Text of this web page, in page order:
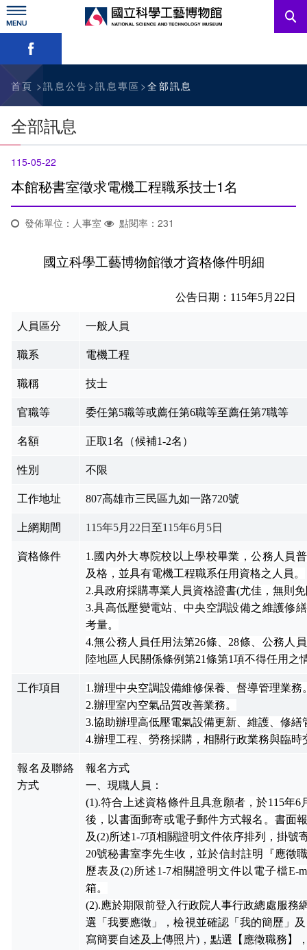
跳
到
主
要
訊息公告
參觀資訊
教育資源
網站服務
關於我們
略過字型切換，社群分享工具列
首頁 訊息公告 訊息專區 全部訊息
全部訊息
115-05-22
本館秘書室徵求電機工程職系技士1名
發佈單位：人事室 點閱率：231
國立科學工藝博物館徵才資格條件明細
公告日期： 115年5月 22 日
人員區分 一般人員
職系 電機工程
職稱 技士
官職等 委任第5職等或薦任第6職等至薦任第7職等
名額 正取1名（候補1-2名）
性別 不限
工作地址 807高雄市三民區九如一路720號
上網期間 115年5月22日至115年6月5日
資格條件 1.國內外大專院校 以上學校畢業，公務人員
及格，並具有電機工程職系任用資格之人員。
2.具政府採購專業人員資格證書(尤佳，無則
3.具高低壓變電站、中央空調設備之維護修
考量。
4.無公務人員任用法第26條、 28條、公務人
陸地區人民關係條例第21條第1項不得任用之
工作項目
1.辦理中央空調設備維修保養、督導管理業務
2.辦理室內空氣品質改善業務。
3.協助辦理高低壓電氣設備更新、維護、修繕
4.辦理工程、勞務採購，相關行政業務與臨時
報名及聯絡
方式
報名方式
一、現職人員：
(1).符合上述資格條件且具意願者，於115年6
後，以書面郵寄或電子郵件方式報名。書面
及(2)所述1-7項相關證明文件依序排列，掛號
20號秘書室李先生收，並於信封註明『應徵
歷表及 (2)所述1-7相關證明文件以電子檔E-
箱。
(2).應於期限前登入行政院人事行政總處服務
選「我要應徵」，檢視並確認「我的簡歷」
寫簡要自述及上傳照片)，點選【應徵職務】